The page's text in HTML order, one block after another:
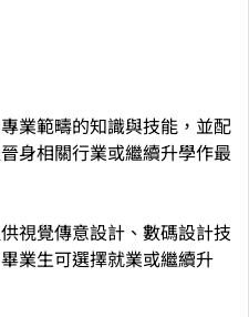
業範疇的知識與技能，並配
身相關行業或繼續升學作最
視覺傳意設計、數碼設計技
業生可選擇就業或繼續升